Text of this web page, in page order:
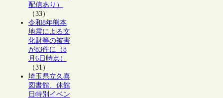
配信あり）
（33）
令和8年熊本
地震による文
化財等の被害
が83件に（8
月6日時点）
（31）
埼玉県立久喜
図書館、休館
日特別イベン